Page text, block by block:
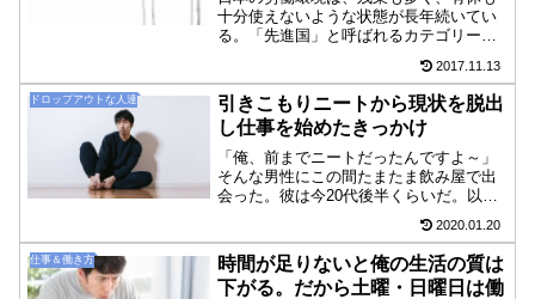
十分使えないような状態が長年続いてい
る。「先進国」と呼ばれるカテゴリーの
代が出るならまだいいが、残業代を払わ
ないで働かせる企業というのは何なの
か。何の対価にもならない労...
2017.11.13
ドロップアウトな人達
引きこもりニートから現状を脱出
し仕事を始めたきっかけ
「俺、前までニートだったんですよ～」
そんな男性にこの間たまたま飲み屋で出
会った。彼は今20代後半くらいだ。以前
たらしい。今は会社で働いているのだと
いう。完全ニート状態から会社員という
違う世界に一気に入っ...
2020.01.20
仕事＆働き方
時間が足りないと俺の生活の質は
下がる。だから土曜・日曜日は働